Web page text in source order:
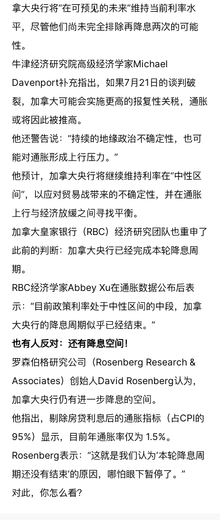
拿大央行将“在可预见的未来”维持当前利率水
平，尽管他们尚未完全排除再降息两次的可能
性。
牛津经济研究院高级经济学家Michael
Davenport补充指出，如果7月21日的谈判破
裂，加拿大可能会实施更高的报复性关税，通胀
或将因此被推高。
他还警告说：“持续的地缘政治不确定性，也可
能对通胀形成上行压力。”
他预计，加拿大央行将继续维持利率在“中性区
间”，以应对贸易战带来的不确定性，并在通胀
上行与经济放缓之间寻找平衡。
加拿大皇家银行（RBC）经济研究团队也重申了
此前的判断：加拿大央行已经完成本轮降息周
期。
RBC经济学家Abbey Xu在通胀数据公布后表
示：“目前政策利率处于中性区间的中段，加拿
大央行的降息周期似乎已经结束。”
也有人反对：还有降息空间！
罗森伯格研究公司（Rosenberg Research &
Associates）创始人David Rosenberg认为，
加拿大央行仍有进一步降息的空间。
他指出，剔除房贷利息后的通胀指标（占CPI的
95%）显示，目前年通胀率仅为 1.5%。
Rosenberg表示：“这就是我们认为‘本轮降息周
期还没有结束’的原因，哪怕眼下暂停了。”
对此，你怎么看？